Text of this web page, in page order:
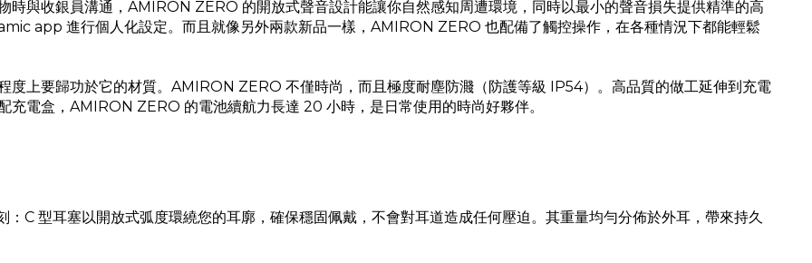
時與收銀員溝通，AMIRON ZERO 的開放式聲音設計能讓你自然感知周遭環境，同時以最小的聲音損失提供精準的高
app 進行個人化設定。而且就像另外兩款新品一樣，AMIRON ZERO 也配備了觸控操作，在各種情況下都能輕鬆
度上要歸功於它的材質。AMIRON ZERO 不僅時尚，而且極度耐塵防濺（防護等級 IP54）。高品質的做工延伸到充電
充電盒，AMIRON ZERO 的電池續航力長達 20 小時，是日常使用的時尚好夥伴。
C 型耳塞以開放式弧度環繞您的耳廓，確保穩固佩戴，不會對耳道造成任何壓迫。其重量均勻分佈於外耳，帶來持久